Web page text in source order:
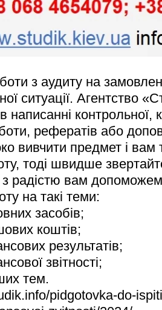
з аудиту на
ситуації. Агентство
написанні контрольної,
рефератів або
вивчити предмет і вам
тоді швидше
з радістю вам
на такі теми:
засобів;
коштів;
результатів;
звітності;
тем.
pidgotovka-do-